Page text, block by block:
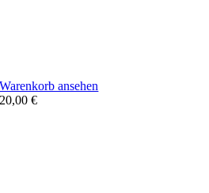
Warenkorb ansehen
20,00€